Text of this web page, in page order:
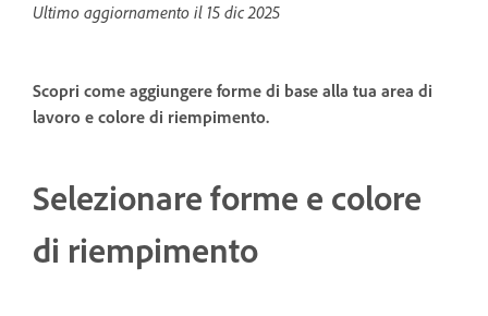
Ultimo aggiornamento il 15 dic 2025
Scopri come aggiungere forme di base alla tua area di
lavoro e colore di riempimento.
Selezionare forme e colore
di riempimento